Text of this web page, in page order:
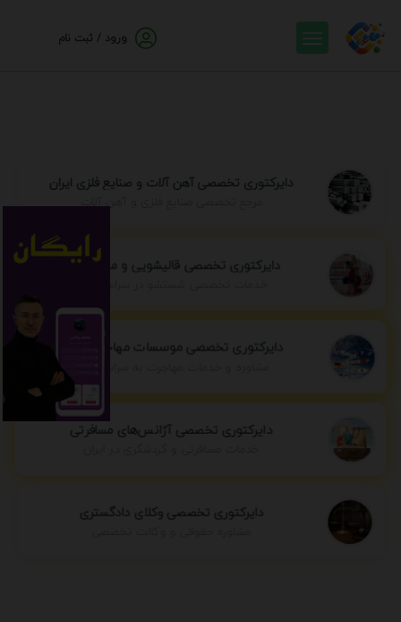
ورود / ثبت نام
دایرکتوری تخصصی آهن آلات و صنایع فلزی ایران
مرجع تخصصی صنایع فلزی و آهن آلات
دایرکتوری تخصصی قالیشویی و مبل شویی
دایرکتوری تخصصی موسسات مهاجرتی ایران
مشاوره و خدمات مهاجرت به سراسر جهان
دایرکتوری تخصصی آژانس‌های مسافرتی
دایرکتوری تخصصی وکلای دادگستری